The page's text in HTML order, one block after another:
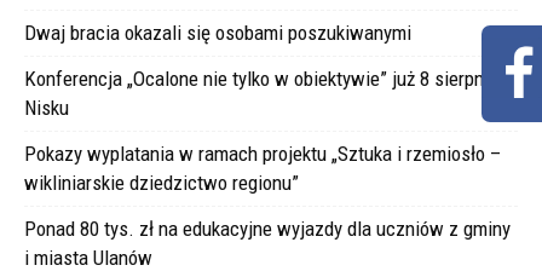
Dwaj bracia okazali się osobami poszukiwanymi
Konferencja „Ocalone nie tylko w obiektywie” już 8 sierpnia w
Nisku
Pokazy wyplatania w ramach projektu „Sztuka i rzemiosło –
wikliniarskie dziedzictwo regionu”
Ponad 80 tys. zł na edukacyjne wyjazdy dla uczniów z gminy
i miasta Ulanów